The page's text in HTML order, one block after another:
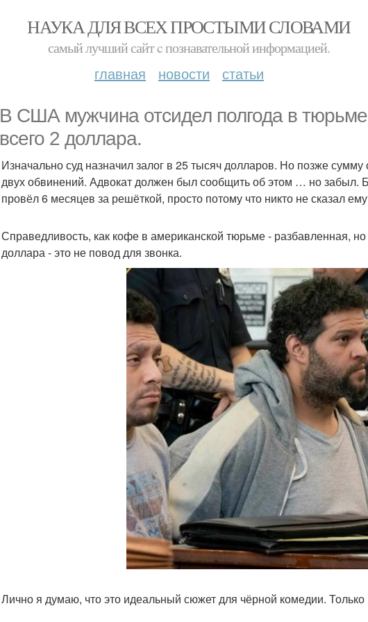
НАУКА ДЛЯ ВСЕХ ПРОСТЫМИ СЛОВАМИ
самый лучший сайт c познавательной информацией.
главная новости статьи
В США мужчина отсидел полгода в тюрьме,
всего 2 доллара.
Изначально суд назначил залог в 25 тысяч долларов. Но позже
двух обвинений. Адвокат должен был сообщить об этом … но забыл.
провёл 6 месяцев за решёткой, просто потому что никто не сказал
Справедливость, как кофе в американской тюрьме - разбавленная,
доллара - это не повод для звонка.
Лично я думаю, что это идеальный сюжет для чёрной комедии.